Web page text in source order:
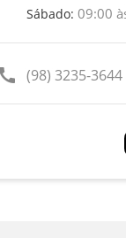
Sábado: 09:00
call (98) 3235-3644